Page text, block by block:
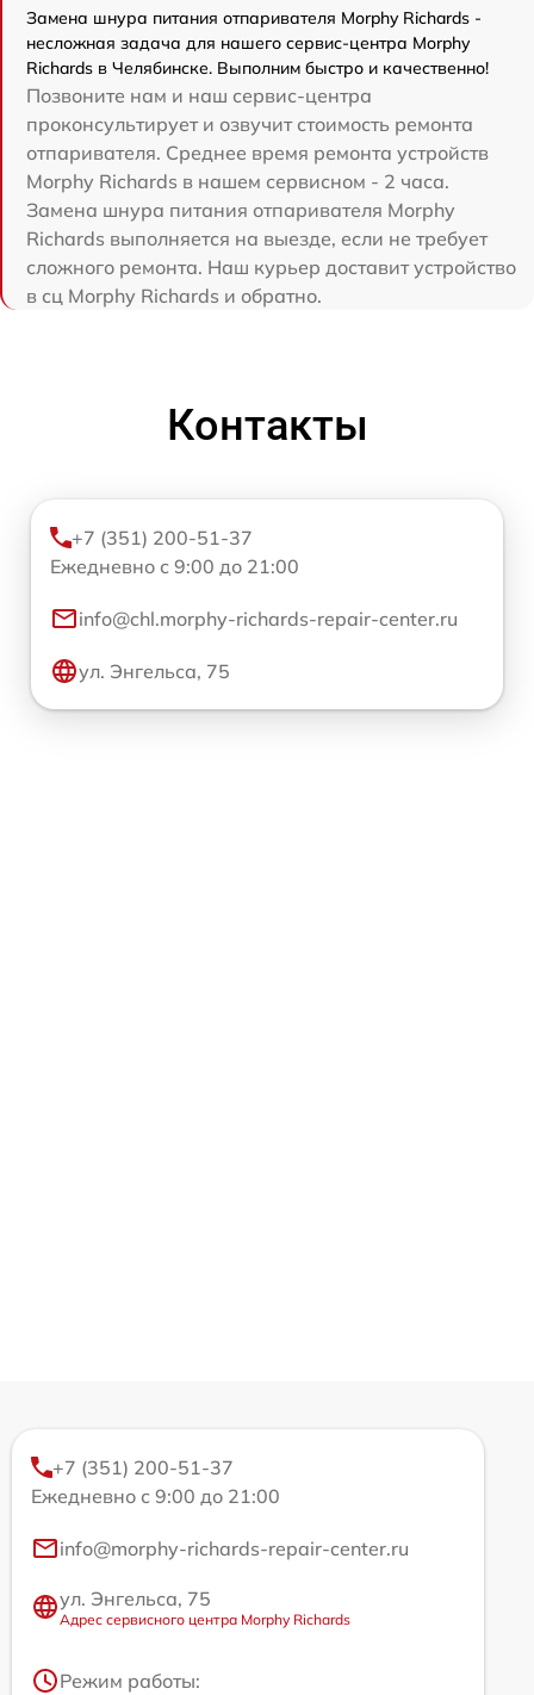
Замена шнура питания отпаривателя Morphy Richards -
несложная задача для нашего сервис-центра Morphy
Richards в Челябинске. Выполним быстро и качественно!
Позвоните нам и наш сервис-центра
проконсультирует и озвучит стоимость ремонта
отпаривателя. Среднее время ремонта устройств
Morphy Richards в нашем сервисном - 2 часа.
Замена шнура питания отпаривателя Morphy
Richards выполняется на выезде, если не требует
сложного ремонта. Наш курьер доставит устройство
в сц Morphy Richards и обратно.
Контакты
+7 (351) 200-51-37
Ежедневно с 9:00 до 21:00
info@chl.morphy-richards-repair-center.ru
ул. Энгельса, 75
+7 (351) 200-51-37
Ежедневно с 9:00 до 21:00
info@morphy-richards-repair-center.ru
ул. Энгельса, 75
Адрес сервисного центра Morphy Richards
Режим работы: